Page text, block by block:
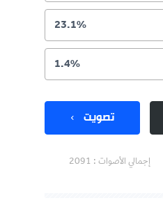
23.1%
1.4%
تصويت
إجمالي الأصوات : 2091